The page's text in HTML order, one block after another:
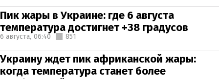
Пик жары в Украине: где 6 августа
температура достигнет +38 градусов
6 августа, 06:40 851
Украину ждет пик африканской жары:
когда температура станет более